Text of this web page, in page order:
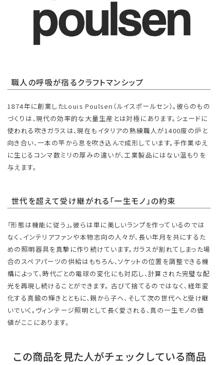
職人の呼吸が宿るクラフトマンシップ
1874年に創業したLouis Poulsen（ルイスポールセン）。彼らのもの
づくりは、現代の効率的な大量生産とは対極にあります。シェードに
使われる吹きガラスは、現在もイタリアの熟練職人が1400度の炉と
向き合い、一本の竿から息を吹き込んで成形しています。手作業ゆえ
に生じるコンマ数ミリの厚みの違いが、工業製品にはない温もりを
与えます。
世代を超えて受け継がれる「一生モノ」の約束
「形態は機能に従う」。彼らは単に美しいランプを作っているのでは
なく、インテリアファンや本物志向の人々が、長い年月を共にするた
めの照明器具を真摯に作り続けています。ガラスが割れてしまった場
合のスペアパーツの供給はもちろん、ソケットの位置を調整できる機
構によって、時代ごとの電球の変化にも対応し、計算された完璧な配
光を再現し続けることができます。 古びて捨てるのではなく、経年変
化する真鍮の輝きとともに、親から子へ、そして次の世代へと受け継
いでいく。ヴィンテージ照明として長く愛される、真の一生モノの価
値がここにあります。
この商品を見た人がチェックしている商品